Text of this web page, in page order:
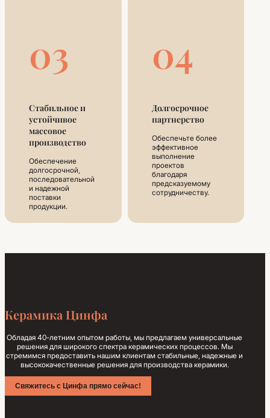
03
Стабильное и
устойчивое
массовое
производство
Обеспечение
долгосрочной,
последовательной
и надежной
поставки
продукции.
04
Долгосрочное
партнерство
Обеспечьте более
эффективное
выполнение
проектов
благодаря
предсказуемому
сотрудничеству.
Керамика Цинфа
Обладая 40-летним опытом работы, мы предлагаем универсальные
решения для широкого спектра керамических процессов. Мы
стремимся предоставить нашим клиентам стабильные, надежные и
высококачественные решения для производства керамики.
Свяжитесь с Цинфа прямо сейчас!